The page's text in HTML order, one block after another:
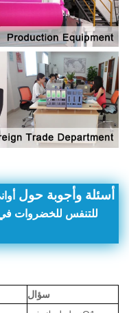
أسئلة وأجوبة حول
للتنفس للخضروات في
سؤال